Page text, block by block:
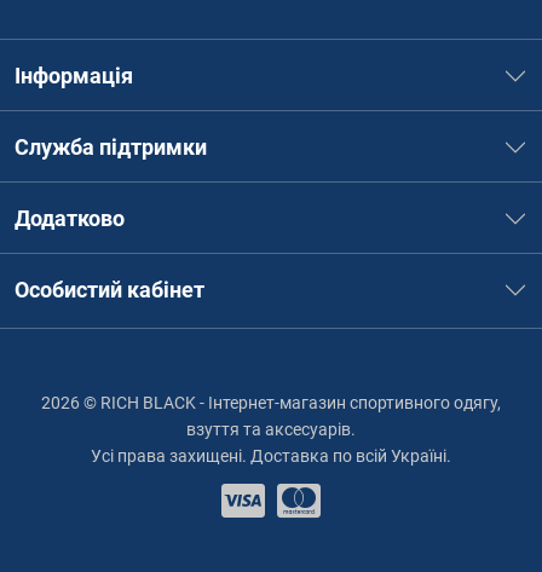
Інформація
Служба підтримки
Додатково
Особистий кабінет
2026 © RICH BLACK - Інтернет-магазин спортивного одягу,
взуття та аксесуарів.
Усі права захищені. Доставка по всій Україні.